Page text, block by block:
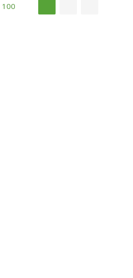
100